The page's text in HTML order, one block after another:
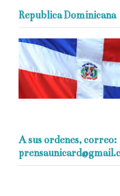
Republica Dominicana
A sus ordenes, correo: